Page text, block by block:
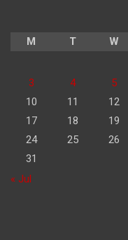
M T W
3
4 5
10
11 12
17
18 19
24
25 26
31
« Jul